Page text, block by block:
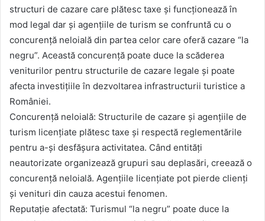
structuri de cazare care plătesc taxe și funcționează în
mod legal dar și agențiile de turism se confruntă cu o
concurență neloială din partea celor care oferă cazare “la
negru”. Această concurență poate duce la scăderea
veniturilor pentru structurile de cazare legale și poate
afecta investițiile în dezvoltarea infrastructurii turistice a
României.
Concurență neloială: Structurile de cazare și agențiile de
turism licențiate plătesc taxe și respectă reglementările
pentru a-și desfășura activitatea. Când entități
neautorizate organizează grupuri sau deplasări, creează o
concurență neloială. Agențiile licențiate pot pierde clienți
și venituri din cauza acestui fenomen.
Reputație afectată: Turismul “la negru” poate duce la